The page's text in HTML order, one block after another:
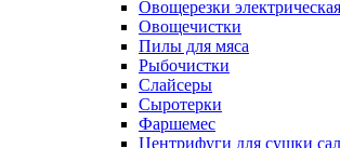
Овощерезки электрическая
Овощечистки
Пилы для мяса
Рыбочистки
Слайсеры
Сыротерки
Фаршемес
Центрифуги для сушки